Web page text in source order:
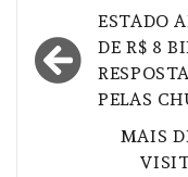
Navegação
de
Post
ESTADO
DE R$ 8
PELAS
MAIS